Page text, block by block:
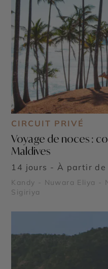
CIRCUIT PRIVÉ
Voyage de noces :
Maldives
14 jours - À partir de
Kandy - Nuwara Eliya -
Sigiriya